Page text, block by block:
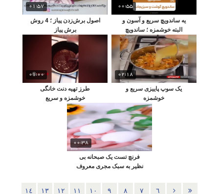
00:55
یه ساندویچ سریع و آسون و
البته خوشمزه ؛ ساندویچ
گوشت و سبزیجات
01:57
اصول برش‌زدن پیاز ؛ 4 روش
برش پیاز
02:18
یک سوپ پاییزی سریع و
خوشمزه
01:00
طرز تهیه دنت خانگی
خوشمزه و سریع
00:38
فرنچ تست یک صبحانه بی
نظیر به سبک مجری معروف
٦ ٧ ٨ ٩ ١٠ ١١ ١٢ ١٣ ١٤